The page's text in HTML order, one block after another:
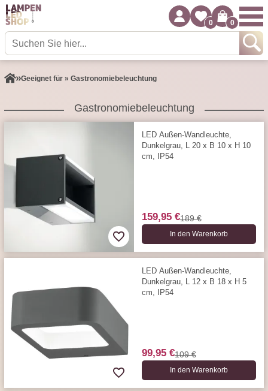
0 0
Geeignet für » Gastronomiebeleuchtung
Gastronomiebeleuchtung
LED Außen-Wandleuchte,
Dunkelgrau, L 20 x B 10 x H 10
cm, IP54
159,95 €189 €
In den Warenkorb
LED Außen-Wandleuchte,
Dunkelgrau, L 12 x B 18 x H 5
cm, IP54
99,95 €109 €
In den Warenkorb